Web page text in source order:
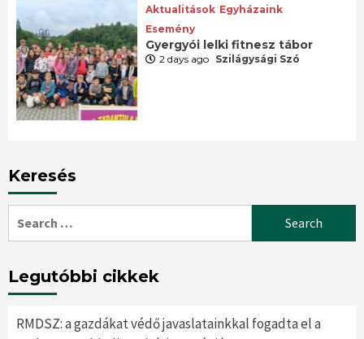
Aktualitások Egyházaink
Esemény
Gyergyói lelki fitnesz tábor
2 days ago Szilágysági Szó
Keresés
for:
Legutóbbi cikkek
RMDSZ: a gazdákat védő javaslatainkkal fogadta el a